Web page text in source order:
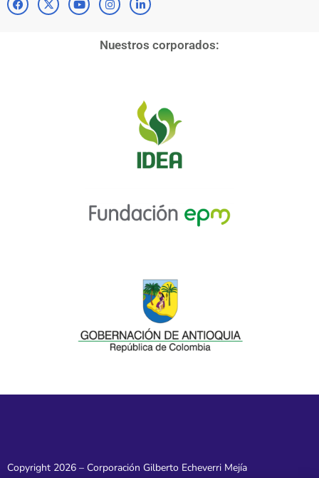
Nuestros corporados:
Copyright 2026 – Corporación Gilberto Echeverri Mejía